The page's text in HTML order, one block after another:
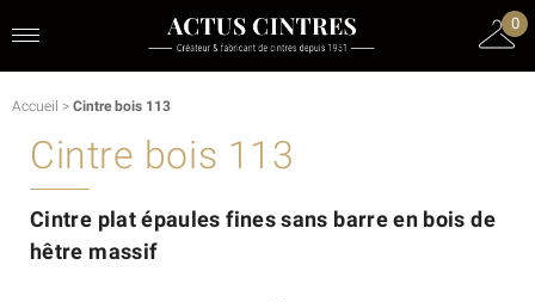
0
Accueil > Cintre bois 113
Cintre bois 113
Cintre plat épaules fines sans barre en bois de
hêtre massif